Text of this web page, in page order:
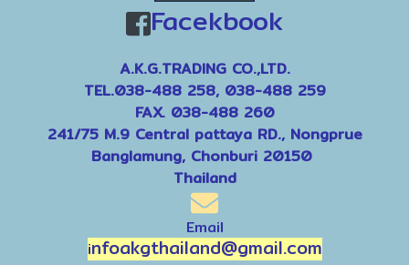
Facekbook
A.K.G.TRADING CO.,LTD.
TEL.038-488 258, 038-488 259
FAX. 038-488 260
241/75 M.9 Central pattaya RD., Nongprue
Banglamung, Chonburi 20150
Thailand
Email
infoakgthailand@gmail.com